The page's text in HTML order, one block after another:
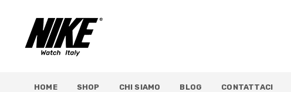
HOME SHOP CHI SIAMO BLOG CONTATTACI